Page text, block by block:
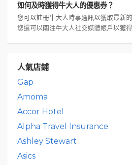
如何及時獲得牛大人的優惠券？
您可以註冊牛大人時事通訊以獲取最新
您還可以關注牛大人社交媒體帳戶以獲
人氣店鋪
Gap
Amoma
Accor Hotel
Alpha Travel Insurance
Ashley Stewart
Asics